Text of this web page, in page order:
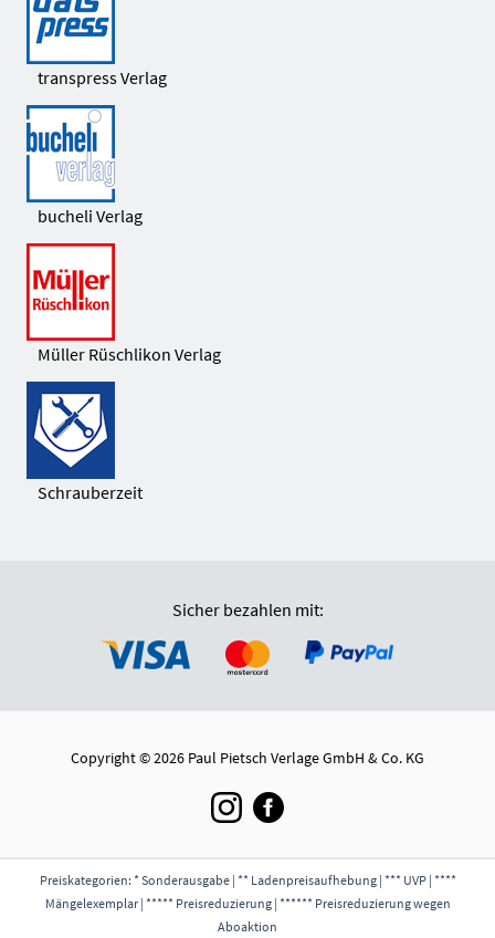
transpress Verlag
bucheli Verlag
Müller Rüschlikon Verlag
Schrauberzeit
Sicher bezahlen mit:
Copyright © 2026 Paul Pietsch Verlage GmbH & Co. KG
Preiskategorien: * Sonderausgabe | ** Ladenpreisaufhebung | *** UVP | ****
Mängelexemplar | ***** Preisreduzierung | ****** Preisreduzierung wegen
Aboaktion